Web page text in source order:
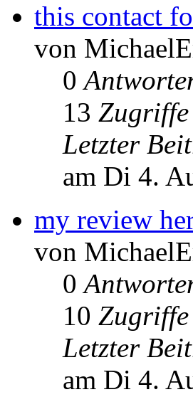
this contact
von
0
13 Zugriffe
Letzter
am Di 4.
my review
von
0
10 Zugriffe
Letzter
am Di 4.